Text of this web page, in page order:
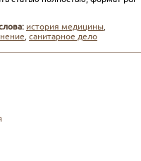
история медицины,
,санитарное дело